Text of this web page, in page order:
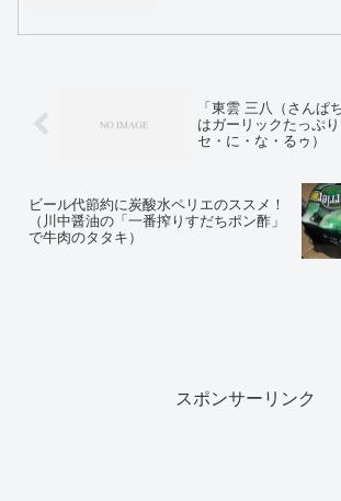
「東雲 三八（さんぱ
はガーリックたっぷ
セ・に・な・るゥ）
ビール代節約に炭酸水ペリエのススメ！
（川中醤油の「一番搾りすだちポン酢」
で牛肉のタタキ）
スポンサーリンク